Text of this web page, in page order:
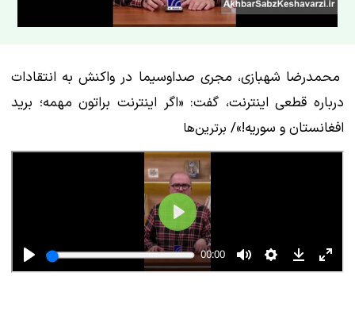
محمدرضا شهبازی، مجری صداوسیما در واکنش به انتقادات
درباره قطعی اینترنت، گفت: «اگر اینترنت براتون مهمه؛ برید
افغانستان و سوریه!»/ برترین‌ها